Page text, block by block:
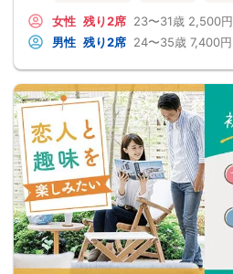
女性 残り2席 23〜31歳 2,500円
男性 残り2席 24〜35歳 7,400円